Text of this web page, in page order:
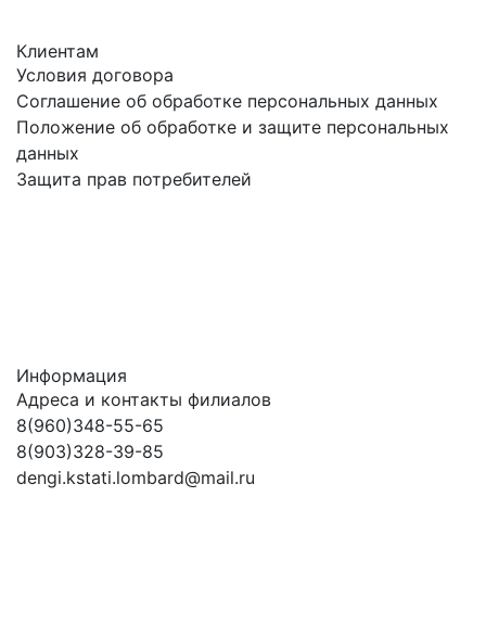
Клиентам
Условия договора
Соглашение об обработке персональных данных
Положение об обработке и защите персональных
данных
Защита прав потребителей
Информация
Адреса и контакты филиалов
8(960)348-55-65
8(903)328-39-85
dengi.kstati.lombard@mail.ru